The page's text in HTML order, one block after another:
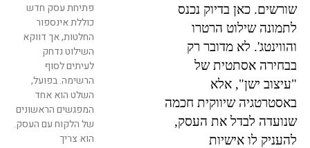
שורשים. כאן בדיוק נכנס
לתמונה שילוט הרטרו
והווינטג'. לא מדובר רק
בבחירה אסתטית של
"עיצוב ישן", אלא
באסטרטגיה שיווקית חכמה
שנועדה לבדל את העסק,
להעניק לו אישיות
פתיחת עסק חדש
כוללת אינספור
החלטות, אך דווקא
השילוט נדחק
לעיתים לסוף
הרשימה. בפועל,
השלט הוא אחד
המפגשים הראשונים
של הלקוח עם העסק.
הוא צריך